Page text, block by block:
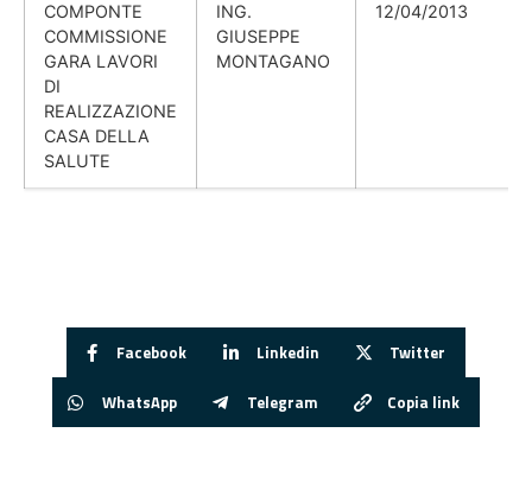
COMPONTE
COMMISSIONE
GARA LAVORI
DI
REALIZZAZIONE
CASA DELLA
SALUTE
ING.
GIUSEPPE
MONTAGANO
12/04/2013
Facebook Linkedin Twitter
WhatsApp Telegram Copia link